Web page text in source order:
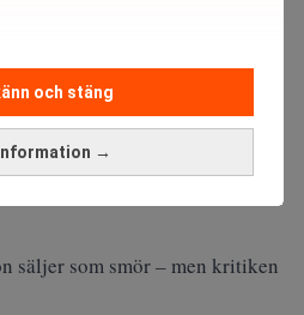
→
och stäng
säljer som smör – men kritiken